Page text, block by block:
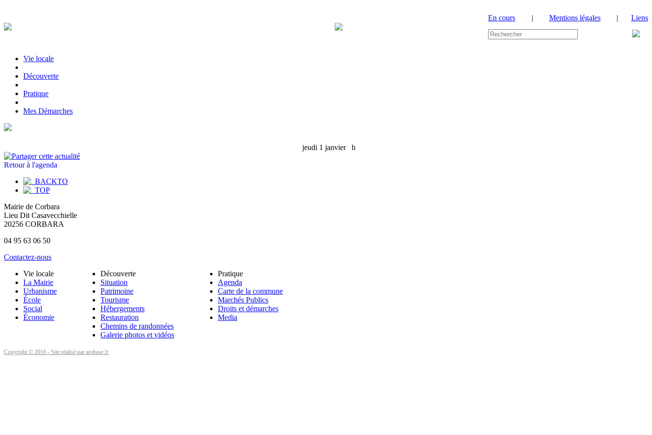
En cours | Mentions légales | Liens
Vie locale
|Découverte
|Pratique
|Mes Démarches
jeudi 1 janvierh
Retour à l'agenda
Mairie de Corbara
Lieu Dit Casavecchielle
20256 CORBARA
04 95 63 06 50
Contactez-nous
Vie locale
La Mairie
Urbanisme
École
Social
Économie
Découverte
Situation
Patrimoine
Tourisme
Hébergements
Restauration
Chemins de randonnées
Galerie photos et vidéos
Pratique
Agenda
Carte de la commune
Marchés Publics
Droits et démarches
Media
Copyright © 2016 - Site réalisé par arobase.fr